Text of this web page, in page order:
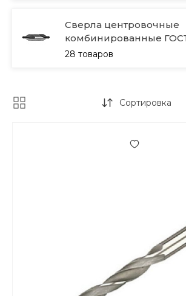
Сверла центровочные
комбинированные
28 товаров
Сортировка